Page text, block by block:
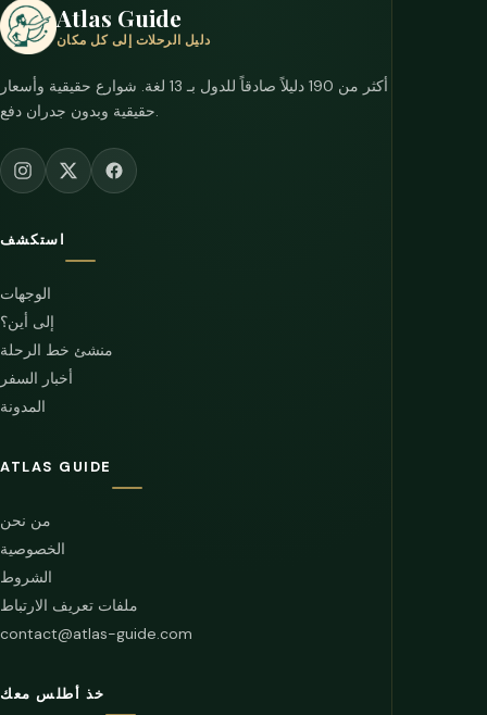
Atlas Guide
دليل الرحلات إلى كل مكان
أكثر من 190 دليلاً صادقاً للدول بـ 13 لغة. شوارع حقيقية وأسعار
حقيقية وبدون جدران دفع.
استكشف
الوجهات
إلى أين؟
منشئ خط الرحلة
أخبار السفر
المدونة
ATLAS GUIDE
من نحن
الخصوصية
الشروط
ملفات تعريف الارتباط
contact@atlas-guide.com
خذ أطلس معك